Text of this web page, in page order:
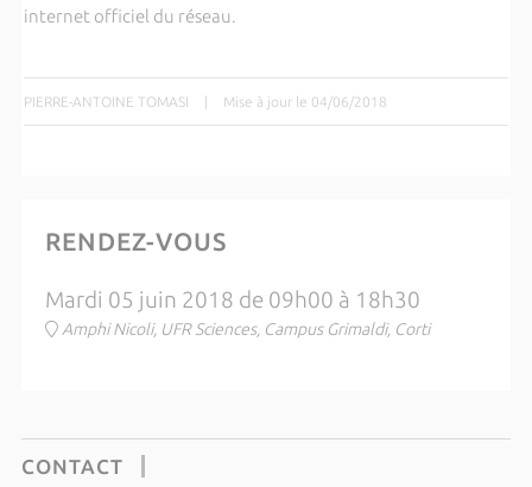
internet officiel du réseau.
PIERRE-ANTOINE TOMASI | Mise à jour le 04/06/2018
RENDEZ-VOUS
Mardi 05 juin 2018 de 09h00 à 18h30
Amphi Nicoli, UFR Sciences, Campus Grimaldi, Corti
CONTACT